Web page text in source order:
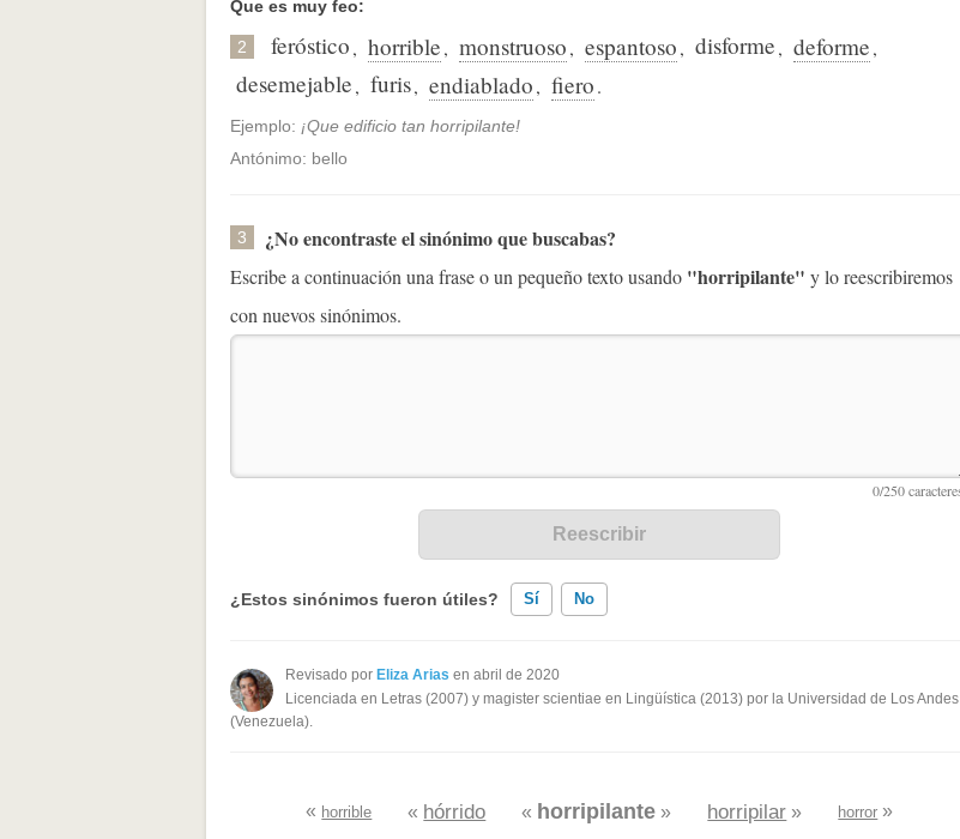
Que es muy feo:
2 feróstico, horrible, monstruoso, espantoso, disforme, deforme,
desemejable, furis, endiablado, fiero.
Ejemplo: ¡Que edificio tan horripilante!
Antónimo: bello
3 ¿No encontraste el sinónimo que buscabas?
Escribe a continuación una frase o un pequeño texto usando "horripilante" y lo reescribiremos
con nuevos sinónimos.
¿Estos sinónimos fueron útiles? Sí No
Existen sinónimos incorrectos
Ninguno de los sinónimos presentados me ayudó
Revisado por Eliza Arias en abril de 2020
Licenciada en Letras (2007) y magister scientiae en Lingüística (2013) por la Universidad de Los Andes
(Venezuela).
« horrible « hórrido « horripilante » horripilar » horror »